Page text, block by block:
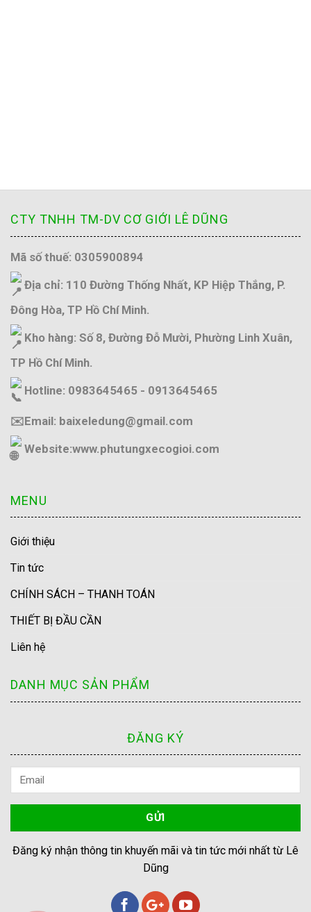
CTY TNHH TM-DV CƠ GIỚI LÊ DŨNG
Mã số thuế: 0305900894
Địa chỉ: 110 Đường Thống Nhất, KP Hiệp Thắng, P.
Đông Hòa, TP Hồ Chí Minh.
Kho hàng: Số 8, Đường Đỗ Mười, Phường Linh Xuân,
TP Hồ Chí Minh.
Hotline: 0983645465 - 0913645465
✉️Email: baixeledung@gmail.com
Website:www.phutungxecogioi.com
MENU
Giới thiệu
Tin tức
CHÍNH SÁCH – THANH TOÁN
THIẾT BỊ ĐẦU CẦN
Liên hệ
DANH MỤC SẢN PHẨM
ĐĂNG KÝ
Đăng ký nhận thông tin khuyến mãi và tin tức mới nhất từ Lê
Dũng